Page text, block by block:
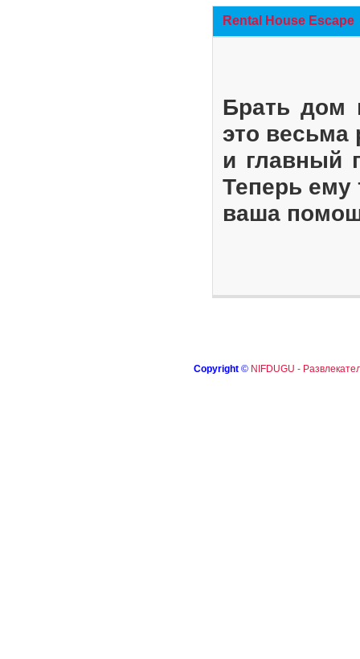
Rental House Escape
Брать дом
это весьма
и главный
Теперь ему
ваша
Copyright © NIFDUGU -